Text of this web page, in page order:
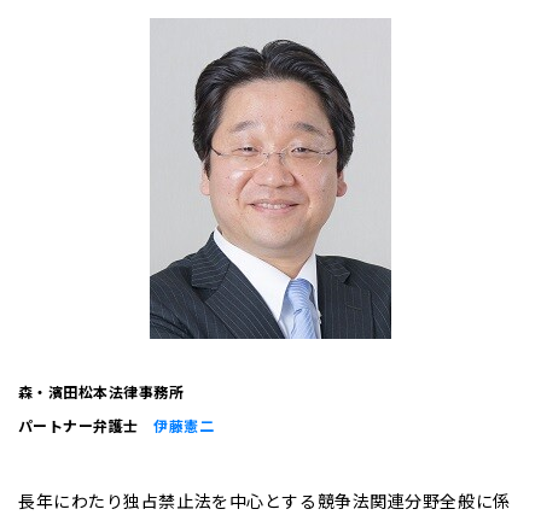
森・濱田松本法律事務所
パートナー弁護士伊藤憲二
長年にわたり独占禁止法を中心とする競争法関連分野全般に係